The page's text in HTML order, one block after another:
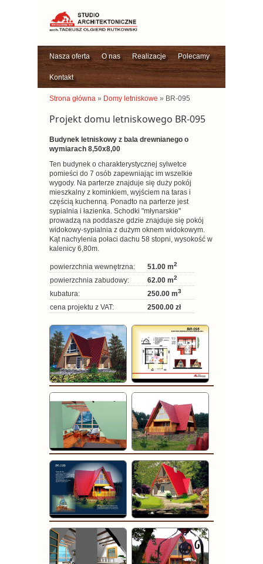
Nasza oferta O nas Realizacje Polecamy
Kontakt
Strona główna » Domy letniskowe » BR-095
Projekt domu letniskowego BR-095
Budynek letniskowy z bala drewnianego o
wymiarach 8,50x8,00
Ten budynek o charakterystycznej sylwetce
pomieści do 7 osób zapewniając im wszelkie
wygody. Na parterze znajduje się duży pokój
mieszkalny z kominkiem, wyjściem na taras i
częścią kuchenną. Ponadto na parterze jest
sypialnia i łazienka. Schodki "młynarskie"
prowadzą na poddasze gdzie znajduje się pokój
widokowy-sypialnia z dużym oknem widokowym.
Kąt nachylenia połaci dachu 58 stopni, wysokość w
kalenicy 6,80m.
powierzchnia wewnętrzna: 51.00 m2
powierzchnia zabudowy: 62.00 m2
kubatura: 250.00 m3
cena projektu z VAT: 2500.00 zł